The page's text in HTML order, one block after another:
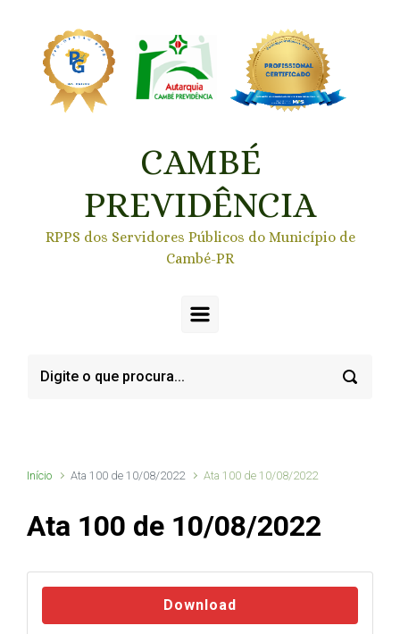
CAMBÉ
PREVIDÊNCIA
RPPS dos Servidores Públicos do Município de
Cambé-PR
Início Ata 100 de 10/08/2022 Ata 100 de 10/08/2022
Ata 100 de 10/08/2022
Download